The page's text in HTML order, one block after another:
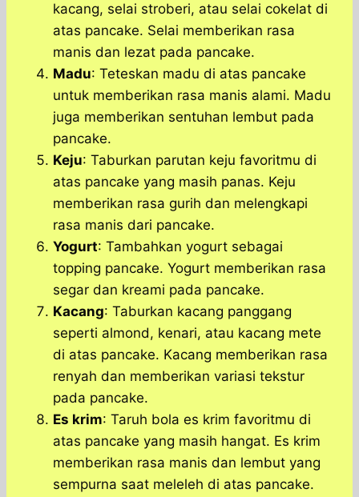
kacang, selai stroberi, atau selai cokelat di
atas pancake. Selai memberikan rasa
manis dan lezat pada pancake.
Madu: Teteskan madu di atas pancake
untuk memberikan rasa manis alami. Madu
juga memberikan sentuhan lembut pada
pancake.
Keju: Taburkan parutan keju favoritmu di
atas pancake yang masih panas. Keju
memberikan rasa gurih dan melengkapi
rasa manis dari pancake.
Yogurt: Tambahkan yogurt sebagai
topping pancake. Yogurt memberikan rasa
segar dan kreami pada pancake.
Kacang: Taburkan kacang panggang
seperti almond, kenari, atau kacang mete
di atas pancake. Kacang memberikan rasa
renyah dan memberikan variasi tekstur
pada pancake.
Es krim: Taruh bola es krim favoritmu di
atas pancake yang masih hangat. Es krim
memberikan rasa manis dan lembut yang
sempurna saat meleleh di atas pancake.